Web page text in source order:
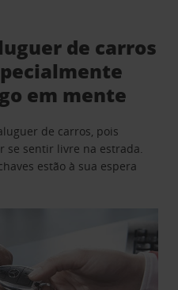
de carros
em mente
de carros, pois
se sentir livre na estrada.
estão à sua espera